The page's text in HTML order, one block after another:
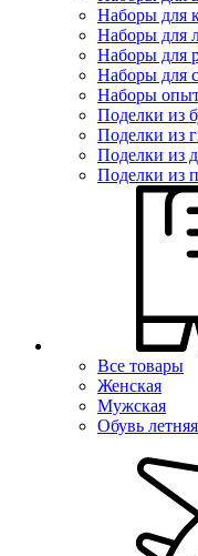
Наборы для
Наборы для
Наборы для
Наборы для
Наборы
Поделки из
Поделки из
Поделки из
Поделки из
Все товары
Женская
Мужская
Обувь летняя